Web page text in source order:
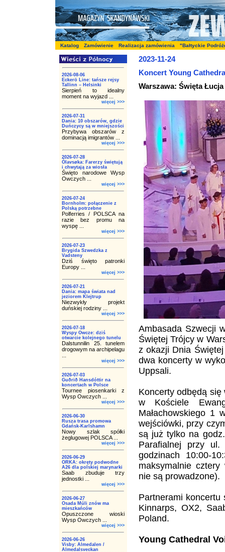
Katalog Zamówienie Realizacja zamówienia "Bałtyckie
2026-08-06
Eckerö Line: tańsze rejsy
Tallinn – Helsinki
Sierpień to idealny
moment na wyjazd ...
więcej >>>
2026-07-31
Dania: 10 obszarów, gdzie
Duńczycy są w mniejszości
Przybywa obszarów z
dominacją imigrantów ...
więcej >>>
2026-07-28
Ólavsøka: Farerzy świętują
i chwytają za wiosła
Święto narodowe Wysp
Owczych ...
więcej >>>
2026-07-24
Bornholm: połączenie z
Polską potrzebne
Polferries / POLSCA na
razie bez promu na
wyspę ...
więcej >>>
2026-07-23
Brygida Szwedzka z
Vadsteny
Dziś święto patronki
Europy ...
więcej >>>
2026-07-21
Dania: mapa świata nad
jeziorem Klejtrup
Niezwykły projekt
duńskiej rodziny ...
więcej >>>
2026-07-18
Wyspy Owcze: dziś
otwarcie kolejnego tunelu
Dalstunnilin 25. tunelem
drogowym na archipelagu
więcej >>>
2026-07-03
Guðrið Hansdóttir na
koncertach w Polsce
Tournee piosenkarki z
Wysp Owczych ...
więcej >>>
2026-06-30
Rusza trasa promowa
Gdańsk-Karlshamn
Nowy szlak spółki
żeglugowej POLSCA ...
więcej >>>
2026-06-29
ORKA: okręty podwodne
A26 dla polskiej marynarki
Saab zbuduje trzy
jednostki ...
więcej >>>
2026-06-27
Osada Múli znów ma
mieszkańców
Opuszczone wioski
Wysp Owczych ...
więcej >>>
2026-06-26
Visby: Almedalen /
Almedalsveckan
2023-11-24
Koncert Young
Warszawa: Święta Łucja
Ambasada Szwecji
Świętej Trójcy w
z okazji Dnia
dwa koncerty w
Uppsali.
Koncerty odbędą
w Kościele
Małachowskiego 1
wejściówki, przy
są już tylko na
Parafialnej przy
godzinach 10:00-
maksymalnie
nie są prowadzone).
Partnerami koncertu
Kinnarps, OX2,
Poland.
Young Cathedral